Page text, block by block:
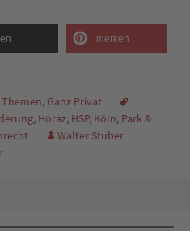
merken
, Ganz Privat
, Horaz, HSP, Köln, Park &
Walter Stuber